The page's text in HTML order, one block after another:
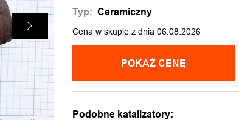
Typ: Ceramiczny
Cena w skupie z dnia 06.08.2026
POKAŻ CENĘ
Podobne katalizatory: